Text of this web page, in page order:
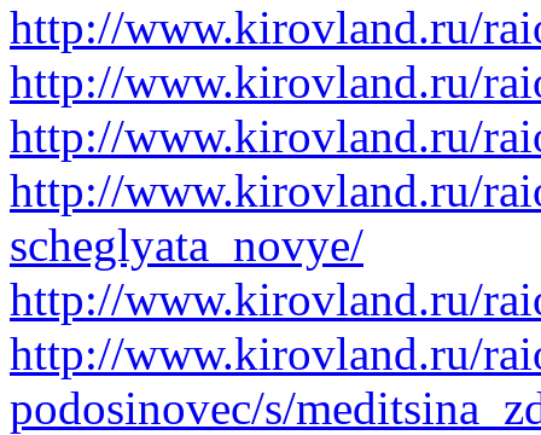
http://www.kirovland.ru/
http://www.kirovland.ru/
http://www.kirovland.ru/
http://www.kirovland.ru/
scheglyata_novye/
http://www.kirovland.ru/
http://www.kirovland.ru/
podosinovec/s/